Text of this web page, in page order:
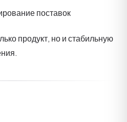
поставок
продукт, но и стабильную